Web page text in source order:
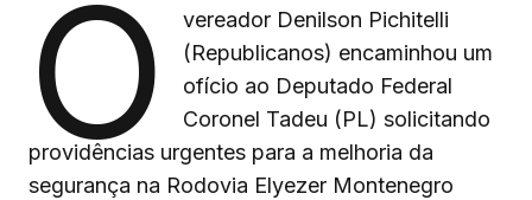
O
vereador Denilson Pichitelli
(Republicanos) encaminhou um
ofício ao Deputado Federal
Coronel Tadeu (PL) solicitando
providências urgentes para a melhoria da
segurança na Rodovia Elyezer Montenegro